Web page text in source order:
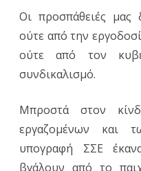
Οι προσπάθειές μας
ούτε από την
ούτε από τον
συνδικαλισμό.
Μπροστά στον
εργαζομένων και
υπογραφή ΣΣΕ
βγάλουν από το